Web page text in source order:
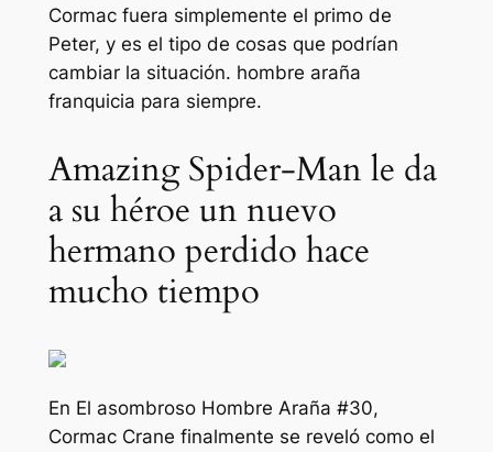
Cormac fuera simplemente el primo de
Peter, y es el tipo de cosas que podrían
cambiar la situación. hombre araña
franquicia para siempre.
Amazing Spider-Man le da
a su héroe un nuevo
hermano perdido hace
mucho tiempo
En El asombroso Hombre Araña #30,
Cormac Crane finalmente se reveló como el